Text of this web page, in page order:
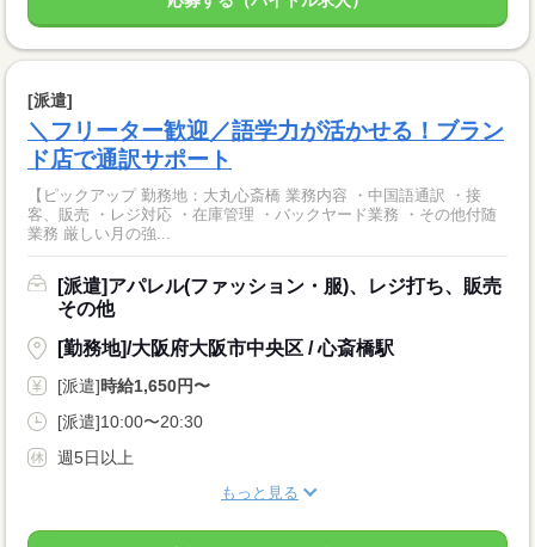
[派遣]
＼フリーター歓迎／語学力が活かせる！ブラン
ド店で通訳サポート
【ピックアップ 勤務地：大丸心斎橋 業務内容 ・中国語通訳 ・接
客、販売 ・レジ対応 ・在庫管理 ・バックヤード業務 ・その他付随
業務 厳しい月の強...
[派遣]アパレル(ファッション・服)、レジ打ち、販売
その他
[勤務地]/大阪府大阪市中央区 / 心斎橋駅
[派遣]時給1,650円〜
[派遣]10:00〜20:30
週5日以上
もっと見る